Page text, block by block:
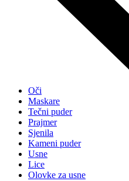
Oči
Maskare
Tečni puder
Prajmer
Sjenila
Kameni puder
Usne
Lice
Olovke za usne